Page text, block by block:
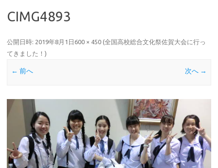
CIMG4893
公開日時: 2019年8月1日 600 × 450 (全国高校総合文化祭佐賀大会に行っ
てきました！ )
← 前へ 次へ →